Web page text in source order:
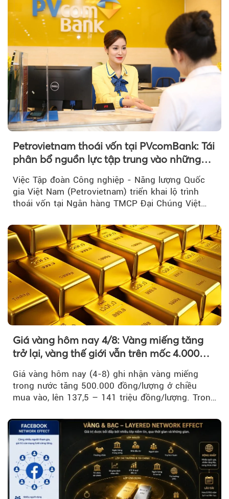
Petrovietnam thoái vốn tại PVcomBank: Tái
phân bổ nguồn lực tập trung vào những
Việc Tập đoàn Công nghiệp - Năng lượng Quốc
gia Việt Nam (Petrovietnam) triển khai lộ trình
thoái vốn tại Ngân hàng TMCP Đại Chúng Việt
Giá vàng hôm nay 4/8: Vàng miếng tăng
trở lại, vàng thế giới vẫn trên mốc 4.000
Giá vàng hôm nay (4-8) ghi nhận vàng miếng
trong nước tăng 500.000 đồng/lượng ở chiều
mua vào, lên 137,5 – 141 triệu đồng/lượng. Trong
trì trên ngưỡng 4.000 USD/ounce.